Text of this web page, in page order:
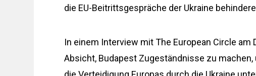
die EU-Beitrittsgespräche der Ukraine
In einem Interview mit The European Circle
Absicht, Budapest Zugeständnisse zu